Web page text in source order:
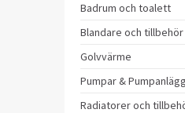
Badrum och toalett
Blandare och tillbehör
Golvvärme
Pumpar &
Radiatorer och